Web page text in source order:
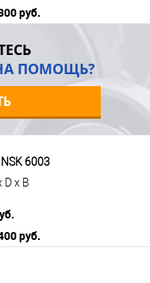
руб.
ПОМОЩЬ?
6003
x B
руб.